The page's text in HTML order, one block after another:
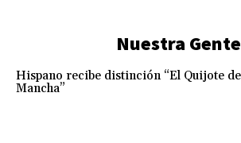
Nuestra Gente
Hispano recibe distinción “El Quijote
Mancha”